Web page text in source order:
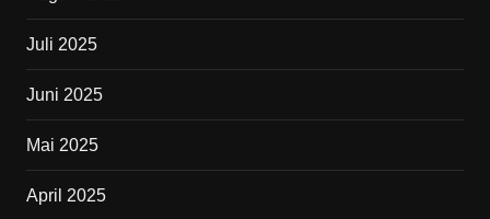
Juli 2025
Juni 2025
Mai 2025
April 2025